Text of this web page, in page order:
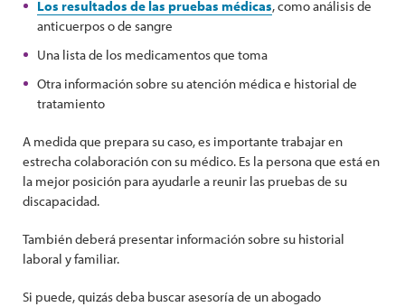
Los resultados de las pruebas médicas, como análisis de
anticuerpos o de sangre
Una lista de los medicamentos que toma
Otra información sobre su atención médica e historial de
tratamiento
A medida que prepara su caso, es importante trabajar en
estrecha colaboración con su médico. Es la persona que está en
la mejor posición para ayudarle a reunir las pruebas de su
discapacidad.
También deberá presentar información sobre su historial
laboral y familiar.
Si puede, quizás deba buscar asesoría de un abogado